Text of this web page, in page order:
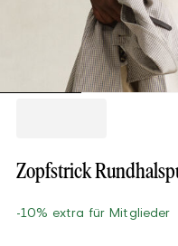
Zopfstrick
-10% extra für Mitglieder